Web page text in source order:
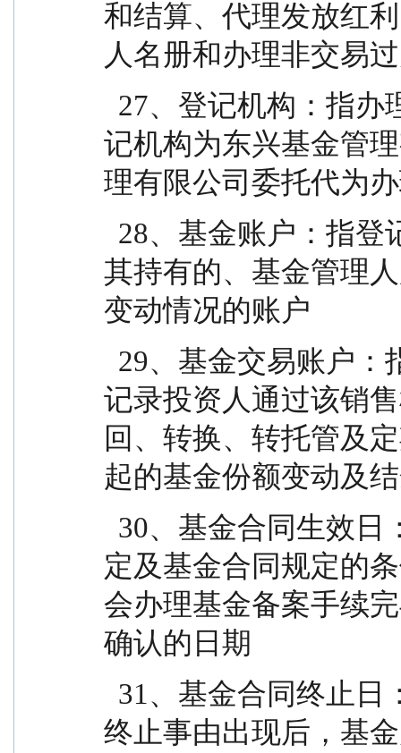
和结算、代理发放红
人名册和办理非交易
记机构为东兴基金管
理有限公司委托代为
其持有的、基金管理
变动情况的账户
记录投资人通过该销
回、转换、转托管及
起的基金份额变动及
定及基金合同规定的
会办理基金备案手续
确认的日期
终止事由出现后，基